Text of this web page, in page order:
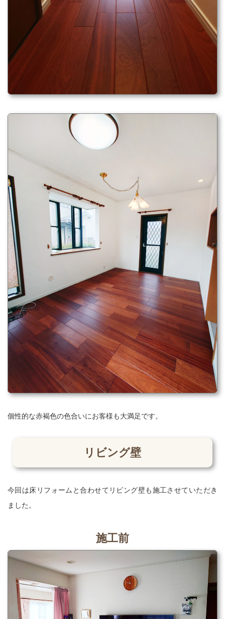
個性的な赤褐色の色合いにお客様も大満足です。
リビング壁
今回は床リフォームと合わせてリビング壁も施工させていただき
ました。
施工前